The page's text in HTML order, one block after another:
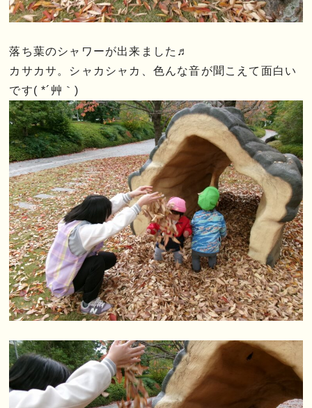
落ち葉のシャワーが出来ました♬
カサカサ。シャカシャカ、色んな音が聞こえて面白い
です( *´艸｀)